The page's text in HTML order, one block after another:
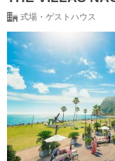
式場・ゲストハウス